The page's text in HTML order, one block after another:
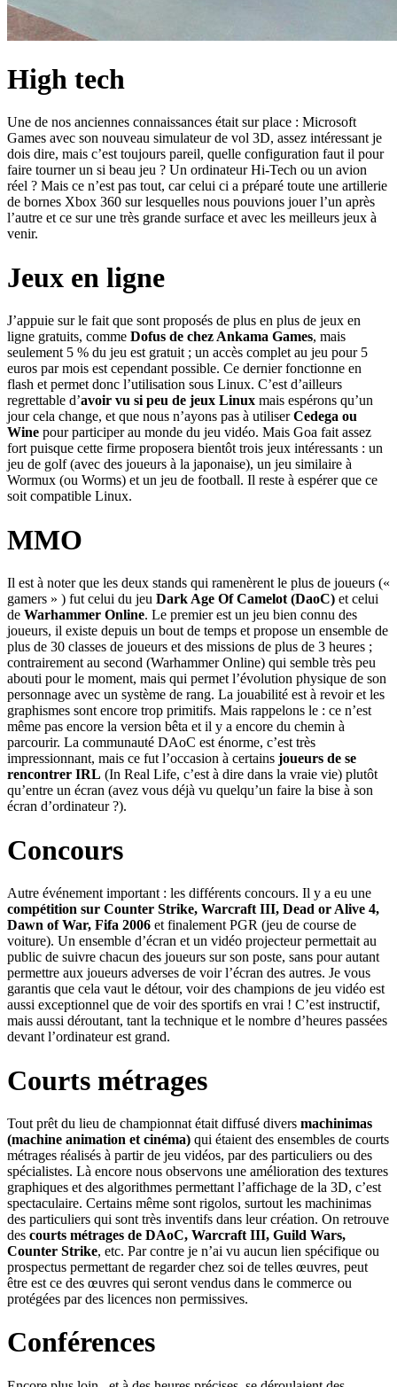
High tech
Une de nos anciennes connaissances était sur place : Microsoft
Games avec son nouveau simulateur de vol 3D, assez intéressant je
dois dire, mais c’est toujours pareil, quelle configuration faut il pour
faire tourner un si beau jeu ? Un ordinateur Hi-Tech ou un avion
réel ? Mais ce n’est pas tout, car celui ci a préparé toute une artillerie
de bornes Xbox 360 sur lesquelles nous pouvions jouer l’un après
l’autre et ce sur une très grande surface et avec les meilleurs jeux à
venir.
Jeux en ligne
J’appuie sur le fait que sont proposés de plus en plus de jeux en
ligne gratuits, comme Dofus de chez Ankama Games, mais
seulement 5 % du jeu est gratuit ; un accès complet au jeu pour 5
euros par mois est cependant possible. Ce dernier fonctionne en
flash et permet donc l’utilisation sous Linux. C’est d’ailleurs
regrettable d’avoir vu si peu de jeux Linux mais espérons qu’un
jour cela change, et que nous n’ayons pas à utiliserCedega ou
Wine pour participer au monde du jeu vidéo. Mais Goa fait assez
fort puisque cette firme proposera bientôt trois jeux intéressants : un
jeu de golf (avec des joueurs à la japonaise), un jeu similaire à
Wormux (ou Worms) et un jeu de football. Il reste à espérer que ce
soit compatible Linux.
MMO
Il est à noter que les deux stands qui ramenèrent le plus de joueurs («
gamers » ) fut celui du jeu Dark Age Of Camelot (DaoC) et celui
de Warhammer Online. Le premier est un jeu bien connu des
joueurs, il existe depuis un bout de temps et propose un ensemble de
plus de 30 classes de joueurs et des missions de plus de 3 heures ;
contrairement au second (Warhammer Online) qui semble très peu
abouti pour le moment, mais qui permet l’évolution physique de son
personnage avec un système de rang. La jouabilité est à revoir et les
graphismes sont encore trop primitifs. Mais rappelons le : ce n’est
même pas encore la version bêta et il y a encore du chemin à
parcourir. La communauté DAoC est énorme, c’est très
impressionnant, mais ce fut l’occasion à certains joueurs de se
rencontrer IRL (In Real Life, c’est à dire dans la vraie vie) plutôt
qu’entre un écran (avez vous déjà vu quelqu’un faire la bise à son
écran d’ordinateur ?).
Concours
Autre événement important : les différents concours. Il y a eu une
compétition sur Counter Strike, Warcraft III, Dead or Alive 4,
Dawn of War, Fifa 2006 et finalement PGR (jeu de course de
voiture). Un ensemble d’écran et un vidéo projecteur permettait au
public de suivre chacun des joueurs sur son poste, sans pour autant
permettre aux joueurs adverses de voir l’écran des autres. Je vous
garantis que cela vaut le détour, voir des champions de jeu vidéo est
aussi exceptionnel que de voir des sportifs en vrai ! C’est instructif,
mais aussi déroutant, tant la technique et le nombre d’heures passées
devant l’ordinateur est grand.
Courts métrages
Tout prêt du lieu de championnat était diffusé divers machinimas
(machine animation et cinéma) qui étaient des ensembles de courts
métrages réalisés à partir de jeu vidéos, par des particuliers ou des
spécialistes. Là encore nous observons une amélioration des textures
graphiques et des algorithmes permettant l’affichage de la 3D, c’est
spectaculaire. Certains même sont rigolos, surtout les machinimas
des particuliers qui sont très inventifs dans leur création. On retrouve
des courts métrages de DAoC, Warcraft III, Guild Wars,
Counter Strike, etc. Par contre je n’ai vu aucun lien spécifique ou
prospectus permettant de regarder chez soi de telles œuvres, peut
être est ce des œuvres qui seront vendus dans le commerce ou
protégées par des licences non permissives.
Conférences